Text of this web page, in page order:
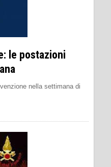
le postazioni
nella settimana di